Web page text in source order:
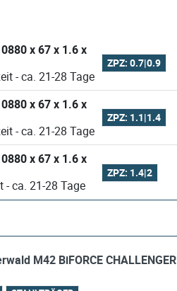
Art. Nr. - M42.BW-2513.10880.67.1.6.0.7.0.9 | Lieferzeit - ca. 21-28 Tage
ZPZ: 0.7|0.9
Art. Nr. - M42.BW-2513.10880.67.1.6.1.1.1.4 | Lieferzeit - ca. 21-28 Tage
ZPZ: 1.1|1.4
Art. Nr. - M42.BW-2513.10880.67.1.6.1.4.2 | Lieferzeit - ca. 21-28 Tage
ZPZ: 1.4|2
M42 BiFORCE CHALLENGER